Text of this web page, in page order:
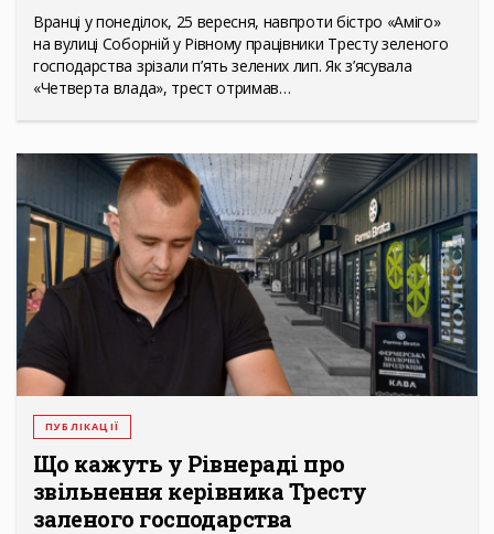
Вранці у понеділок, 25 вересня, навпроти бістро «Аміго»
на вулиці Соборній у Рівному працівники Тресту зеленого
господарства зрізали п’ять зелених лип. Як з’ясувала
«Четверта влада», трест отримав…
ПУБЛІКАЦІЇ
Що кажуть у Рівнераді про
звільнення керівника Тресту
заленого господарства